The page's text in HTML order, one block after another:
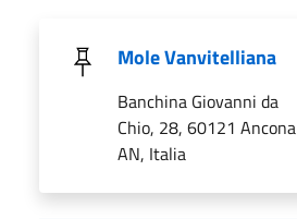
Mole Vanvitelliana
Banchina Giovanni da
Chio, 28, 60121 Ancona
AN, Italia